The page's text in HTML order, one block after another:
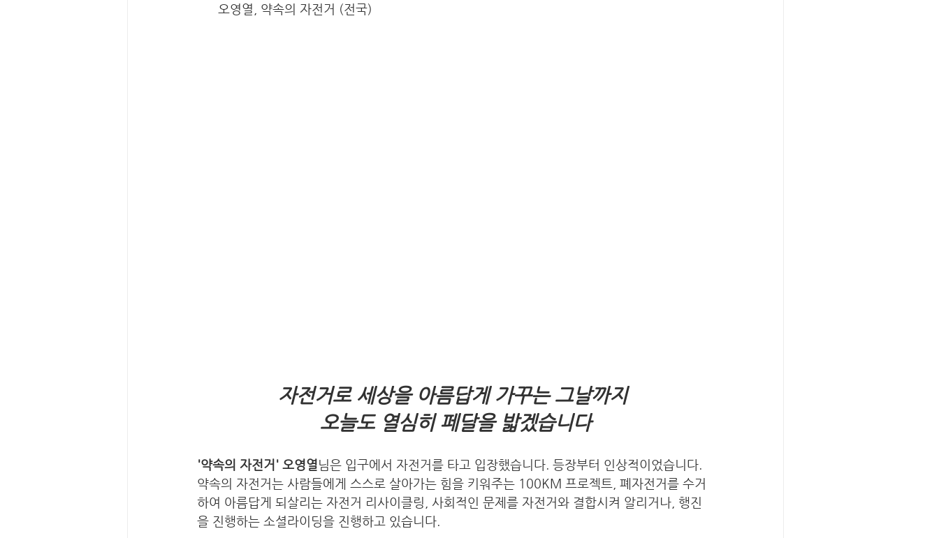
오영열, 약속의 자전거 (전국)
자전거로 세상을 아름답게 가꾸는 그날까지
오늘도 열심히 페달을 밟겠습니다
'약속의 자전거' 오영열님은 입구에서 자전거를 타고 입장했습니다. 등장부터 인상적이었습니다.
약속의 자전거는 사람들에게 스스로 살아가는 힘을 키워주는 100KM 프로젝트, 폐자전거를 수거
하여 아름답게 되살리는 자전거 리사이클링, 사회적인 문제를 자전거와 결합시켜 알리거나, 행진
을 진행하는 소셜라이딩을 진행하고 있습니다.